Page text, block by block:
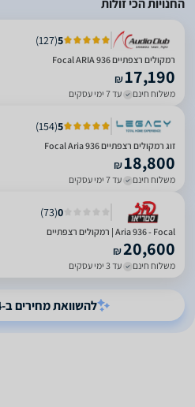
החנויות הכי זולות
5
(
127
)
רמקולים רצפתיים Focal ARIA 936
₪17,190
משלוח חינם עד 7 ימי עסקים
5
(
154
)
זוג רמקולים רצפתיים Focal Aria 936
₪18,800
משלוח חינם עד 7 ימי עסקים
0
(
73
)
Aria 936 - Focal | רמקולים רצפתיים
₪20,600
משלוח חינם עד 3 ימי עסקים
להשוואת מחירים ב-4 חנויות נוספות